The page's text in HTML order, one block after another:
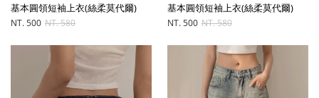
基本圓領短袖上衣(絲柔莫代爾)
NT. 500 NT. 580
基本圓領短袖上衣(絲柔莫代爾)
NT. 500 NT. 580